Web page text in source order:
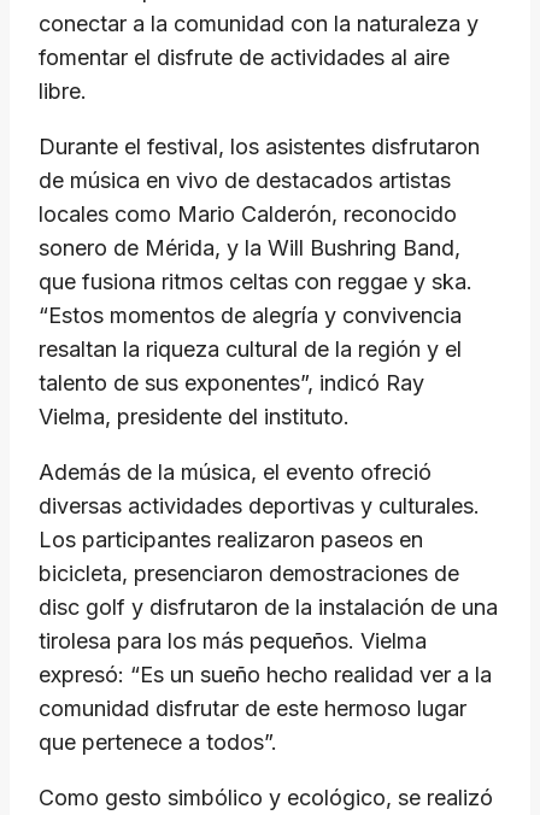
conectar a la comunidad con la naturaleza y
fomentar el disfrute de actividades al aire
libre.
Durante el festival, los asistentes disfrutaron
de música en vivo de destacados artistas
locales como Mario Calderón, reconocido
sonero de Mérida, y la Will Bushring Band,
que fusiona ritmos celtas con reggae y ska.
“Estos momentos de alegría y convivencia
resaltan la riqueza cultural de la región y el
talento de sus exponentes”, indicó Ray
Vielma, presidente del instituto.
Además de la música, el evento ofreció
diversas actividades deportivas y culturales.
Los participantes realizaron paseos en
bicicleta, presenciaron demostraciones de
disc golf y disfrutaron de la instalación de una
tirolesa para los más pequeños. Vielma
expresó: “Es un sueño hecho realidad ver a la
comunidad disfrutar de este hermoso lugar
que pertenece a todos”.
Como gesto simbólico y ecológico, se realizó